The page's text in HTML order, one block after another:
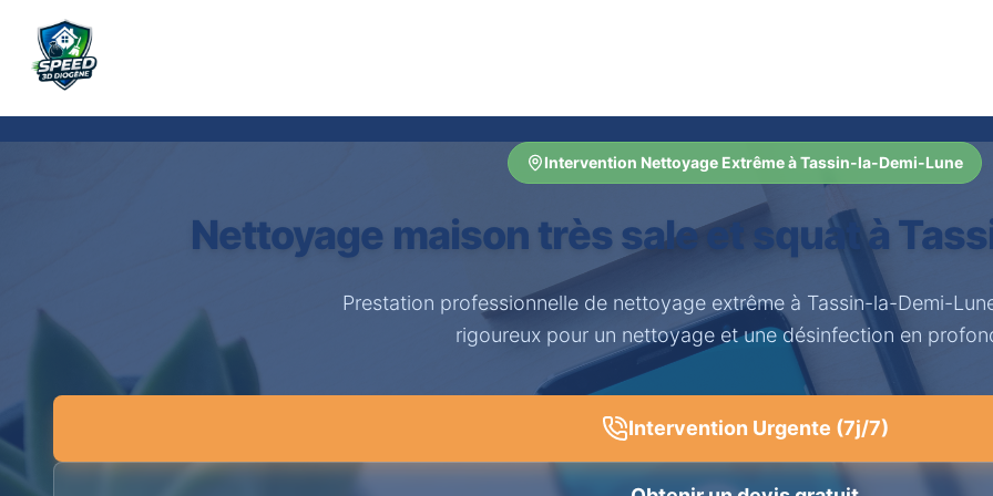
Intervention Nettoyage Extrême à Tassin-la-Demi-Lune
Nettoyage maison très sale et squat à
Prestation professionnelle de nettoyage extrême à Tassin-la-Demi-
rigoureux pour un nettoyage et une désinfection en
Intervention Urgente (7j/7)